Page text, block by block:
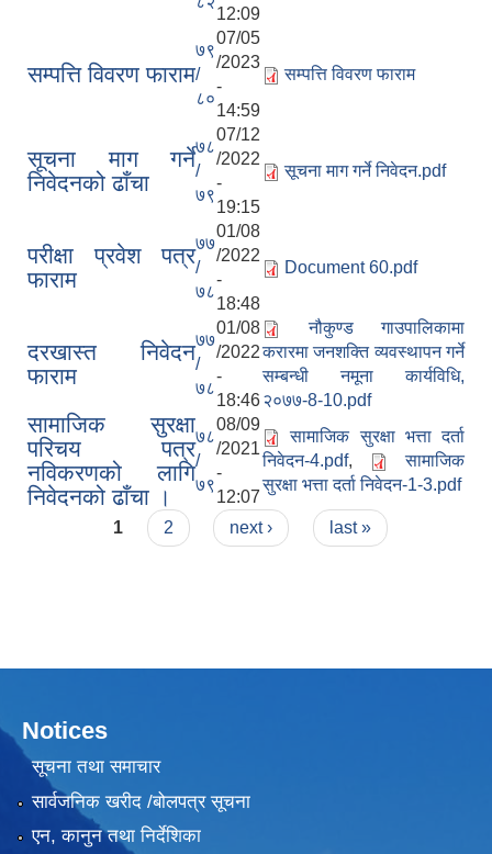
12:09
सम्पत्ति विवरण फाराम
७९
/
८०
07/05
/2023
-
14:59
सम्पत्ति विवरण फाराम
सूचना माग गर्ने
निवेदनको ढाँचा
७८
/
७९
07/12
/2022
-
19:15
सूचना माग गर्ने निवेदन.pdf
परीक्षा प्रवेश पत्र
फाराम
७७
/
७८
01/08
/2022
-
18:48
Document 60.pdf
दरखास्त निवेदन
फाराम
७७
/
७८
01/08
/2022
-
18:46
नौकुण्ड गाउपालिकामा
करारमा जनशक्ति व्यवस्थापन गर्ने
सम्बन्धी नमूना कार्यविधि,
२०७७-8-10.pdf
सामाजिक सुरक्षा
परिचय पत्र
नविकरणको लागि
निवेदनको ढाँचा ।
७८
/
७९
08/09
/2021
-
12:07
सामाजिक सुरक्षा भत्ता दर्ता
निवेदन-4.pdf,
सामाजिक
सुरक्षा भत्ता दर्ता निवेदन-1-3.pdf
Pages
1 2 next › last »
Notices
सूचना तथा समाचार
सार्वजनिक खरीद /बोलपत्र सूचना
एन, कानुन तथा निर्देशिका